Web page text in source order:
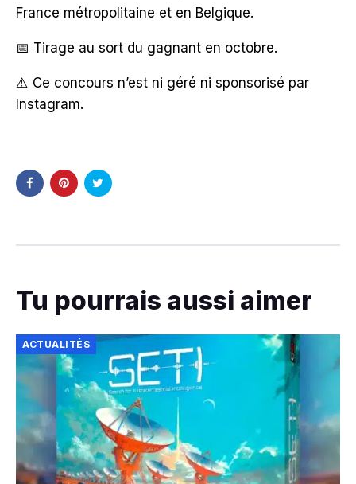
France métropolitaine et en Belgique.
📅 Tirage au sort du gagnant en octobre.
⚠️ Ce concours n’est ni géré ni sponsorisé par
Instagram.
Tu pourrais aussi aimer
ACTUALITÉS